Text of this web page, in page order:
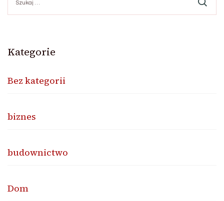
wpisach
Kategorie
Bez kategorii
biznes
budownictwo
Dom